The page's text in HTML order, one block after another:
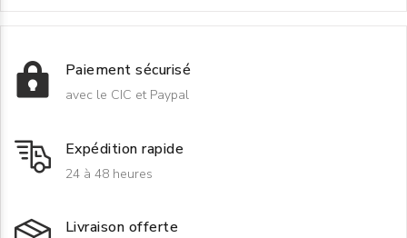
Paiement sécurisé
avec le CIC et Paypal
Expédition rapide
24 à 48 heures
Livraison offerte